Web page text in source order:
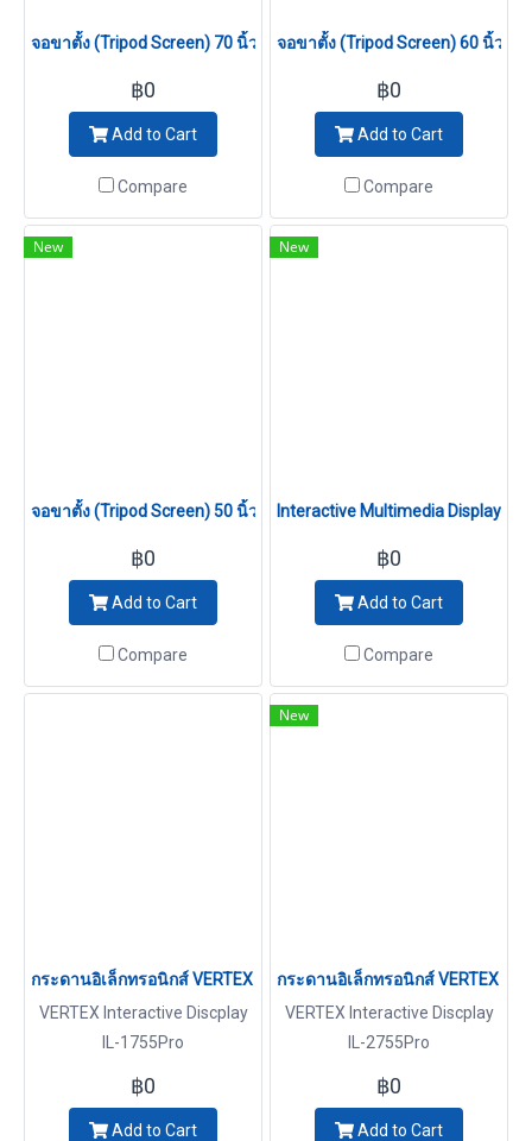
จอขาตั้ง (Tripod Screen) 70 นิ้ว (1:1)
฿0
Add to Cart
Compare
จอขาตั้ง (Tripod Screen) 60 นิ้ว
฿0
Add to Cart
Compare
New
จอขาตั้ง (Tripod Screen) 50 นิ้ว (1:1)
฿0
Add to Cart
Compare
New
Interactive Multimedia Display
฿0
Add to Cart
Compare
กระดานอิเล็กทรอนิกส์ VERTEX IL-1755Pro
VERTEX Interactive Discplay
IL-1755Pro
฿0
Add to Cart
New
กระดานอิเล็กทรอนิกส์ VERTEX IL-
VERTEX Interactive Discplay
IL-2755Pro
฿0
Add to Cart